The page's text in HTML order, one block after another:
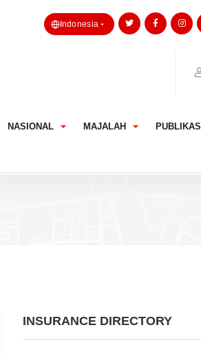
Indonesia
NASIONAL MAJALAH PUBLIKASI
INSURANCE DIRECTORY